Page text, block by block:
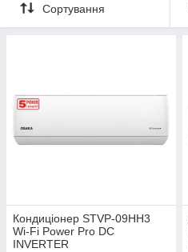
Сортування
Кондиціонер STVP-09HH3
Wi-Fi Power Pro DC
INVERTER